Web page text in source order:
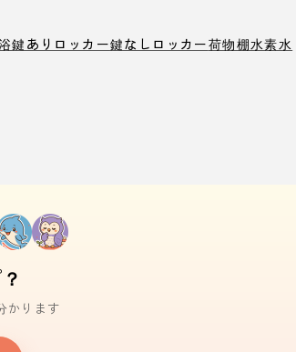
鍵ありロッカー鍵なしロッカー荷物棚水素水
かります